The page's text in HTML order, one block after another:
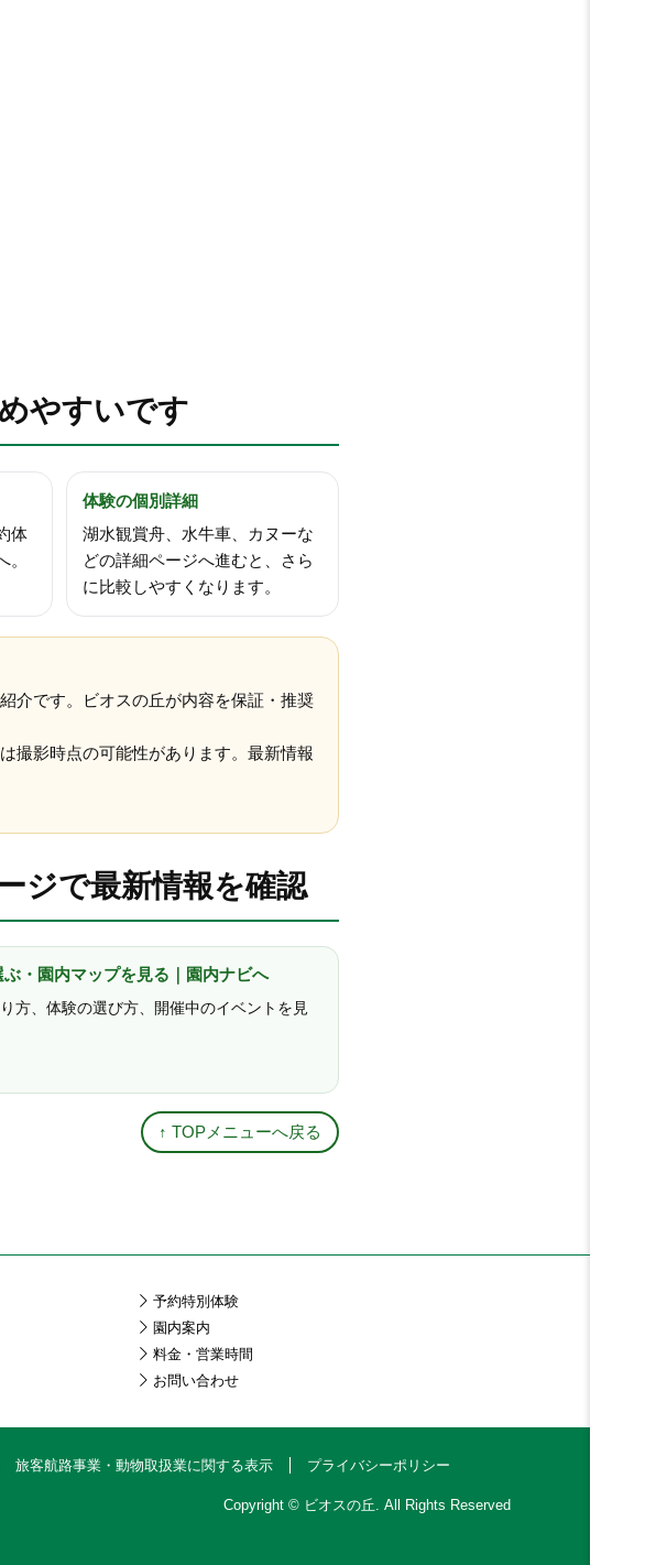
やすいです
体
体験の個別詳細
湖水観賞舟、水牛車、カヌーな
どの詳細ページへ進むと、さら
に比較しやすくなります。
介です。ビオスの丘が内容を保証・推奨
撮影時点の可能性があります。最新情報
ジで最新情報を確認
ぶ・園内マップを見る｜園内ナビへ
方、体験の選び方、開催中のイベントを見
↑ TOPメニューへ戻る
予約特別体験
園内案内
料金・営業時間
お問い合わせ
旅客航路事業・動物取扱業に関する表示 プライバシーポリシー
Copyright © ビオスの丘. All Rights Reserved